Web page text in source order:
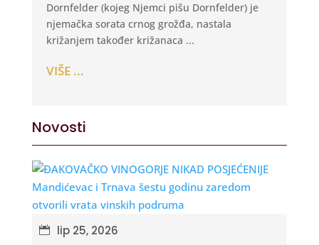
Dornfelder (kojeg Njemci pišu Dornfelder) je
njemačka sorata crnog grožđa, nastala
križanjem također križanaca ...
VIŠE ...
Novosti
lip 25, 2026